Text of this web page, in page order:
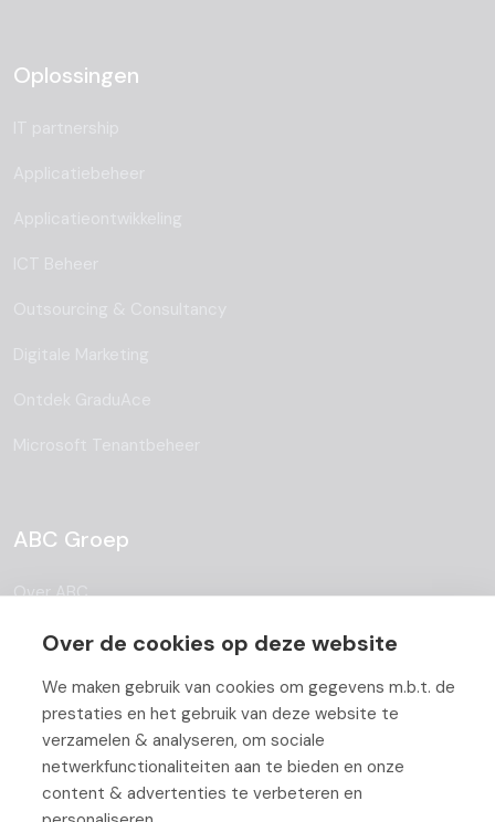
Oplossingen
ABC Groep
Over ABC
Team
Vacatures
Blog
Partners
Over de cookies op deze website
We maken gebruik van cookies om gegevens m.b.t. de
prestaties en het gebruik van deze website te
verzamelen & analyseren, om sociale
netwerkfunctionaliteiten aan te bieden en onze
content & advertenties te verbeteren en